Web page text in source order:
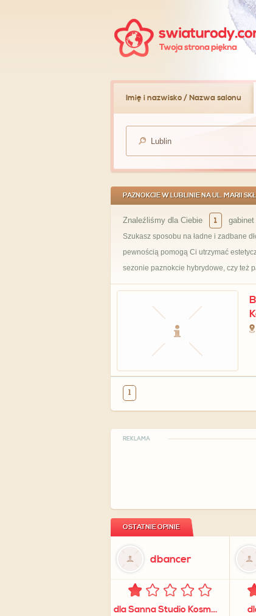
Imię i nazwisko / Nazwa salonu
PAZNOKCIE W LUBLINIE NA UL. MARII
Znaleźliśmy dla Ciebie 1
Szukasz sposobu na ładne i zadbane
pewnością pomogą Ci utrzymać
sezonie paznokcie hybrydowe, czy też
1
REKLAMA
OSTATNIE OPINIE
dbancer
dla Sanna Studio Kosmetyczne